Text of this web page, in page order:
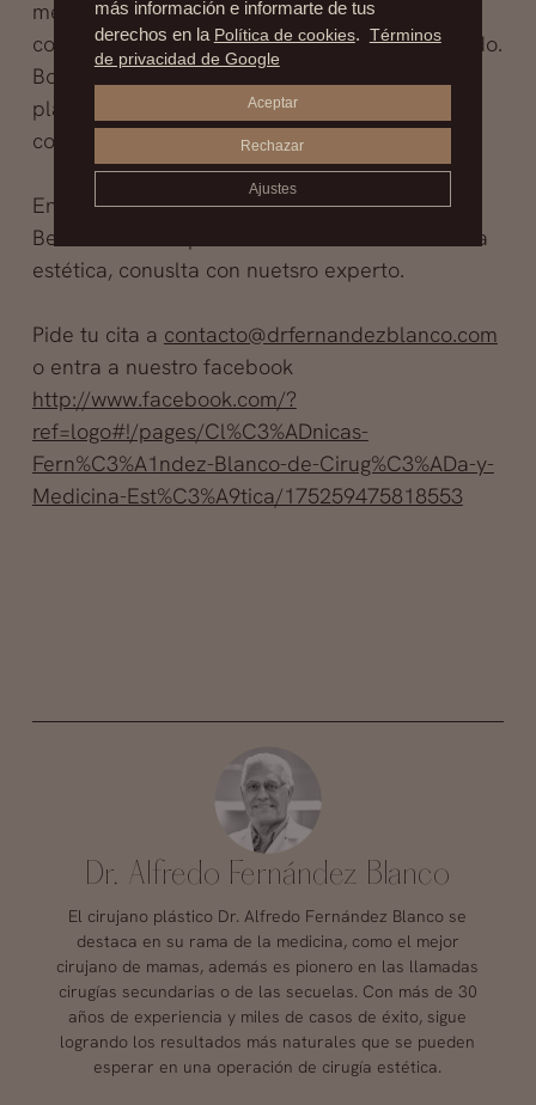
médicos no invasivos es un buen aliado para
complementar el efecto rejuvenecedor deseado.
Botox, materiales de relleno, plasma rico en
plaquetas, y otros tratamientos pueden
combinarse eficazmente.
En clínicas Fernánde Blanco el dr. Vicente
Beltrán es el responsable del área de medicina
estética, conuslta con nuetsro experto.
Pide tu cita a contacto@drfernandezblanco.com
o entra a nuestro facebook
http://www.facebook.com/?
ref=logo#!/pages/Cl%C3%ADnicas-
Fern%C3%A1ndez-Blanco-de-Cirug%C3%ADa-y-
Medicina-Est%C3%A9tica/175259475818553
Dr. Alfredo Fernández Blanco
El cirujano plástico Dr. Alfredo Fernández Blanco se
destaca en su rama de la medicina, como el mejor
cirujano de mamas, además es pionero en las llamadas
cirugías secundarias o de las secuelas. Con más de 30
años de experiencia y miles de casos de éxito, sigue
logrando los resultados más naturales que se pueden
esperar en una operación de cirugía estética.
más información e informarte de tus
derechos en la Política de cookies. Términos
de privacidad de Google
Aceptar
Rechazar
Ajustes